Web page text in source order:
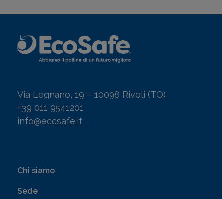
Via Legnano, 19 – 10098 Rivoli (TO)
+39 011 9541201
info@ecosafe.it
Chi siamo
Sede